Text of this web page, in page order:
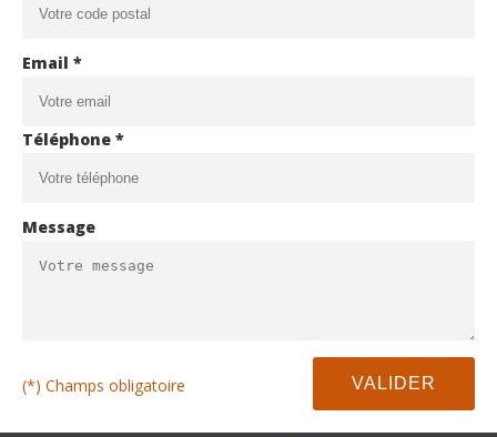
Email *
Téléphone *
Message
(*) Champs obligatoire